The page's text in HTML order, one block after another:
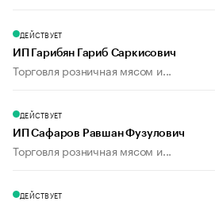
ДЕЙСТВУЕТ
ИП Гарибян Гариб Саркисович
Торговля розничная мясом и...
ДЕЙСТВУЕТ
ИП Сафаров Равшан Фузулович
Торговля розничная мясом и...
ДЕЙСТВУЕТ